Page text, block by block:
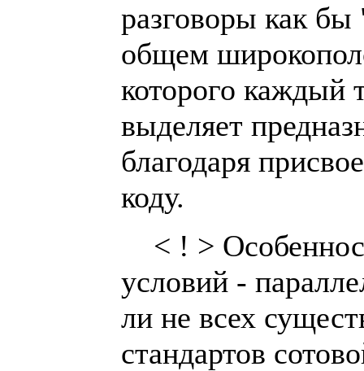
разговоры как
общем
которого каждый
выделяет
благодаря
коду.
< ! >
условий -
ли не всех
стандартов